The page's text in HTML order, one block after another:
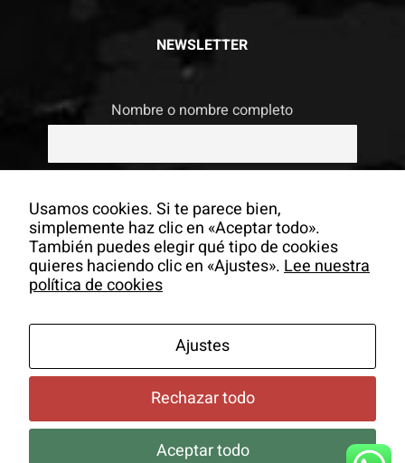
NEWSLETTER
Nombre o nombre completo
Si continúas, aceptas la política de
privacidad
2026 Colectivo La Salita |Aviso Legal
Usamos cookies. Si te parece bien,
simplemente haz clic en «Aceptar todo».
También puedes elegir qué tipo de cookies
quieres haciendo clic en «Ajustes».Lee nuestra
política de cookies
Ajustes
Rechazar todo
Aceptar todo